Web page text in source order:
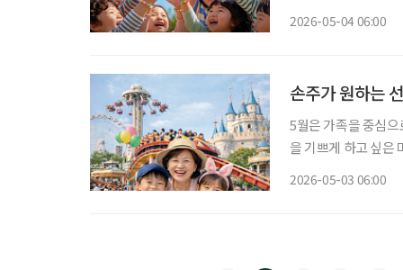
2026-05-04 06:00
손주가 원하는
5월은 가족을 중심
을 기쁘게 하고 싶은
2026-05-03 06:00